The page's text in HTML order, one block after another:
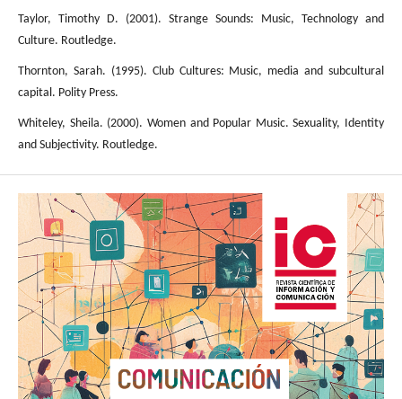
Taylor, Timothy D. (2001). Strange Sounds: Music, Technology and
Culture. Routledge.
Thornton, Sarah. (1995). Club Cultures: Music, media and subcultural
capital. Polity Press.
Whiteley, Sheila. (2000). Women and Popular Music. Sexuality, Identity
and Subjectivity. Routledge.